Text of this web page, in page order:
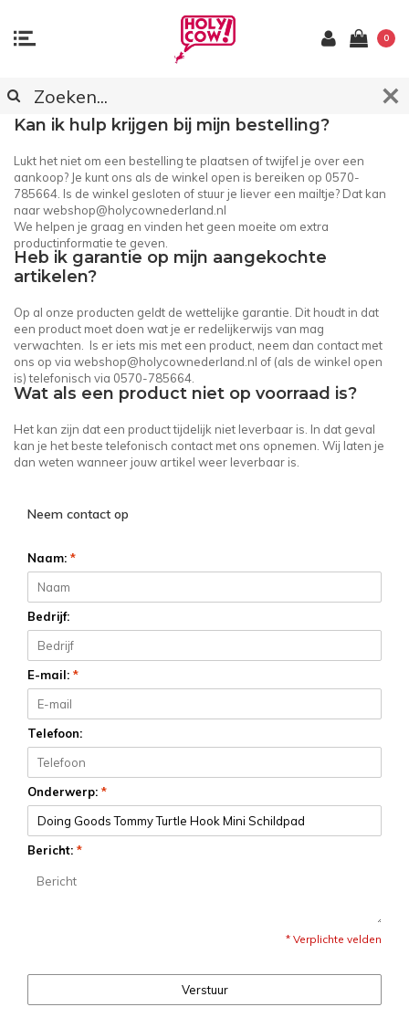
0
KLANTENSERVICE
Kan ik hulp krijgen bij mijn bestelling?
Lukt het niet om een bestelling te plaatsen of twijfel je over een
aankoop? Je kunt ons als de winkel open is bereiken op 0570-
785664. Is de winkel gesloten of stuur je liever een mailtje? Dat kan
naarwebshop@holycownederland.nl
We helpen je graag en vinden het geen moeite om extra
productinformatie te geven.
Heb ik garantie op mijn aangekochte
artikelen?
Op al onze producten geldt de wettelijke garantie. Dit houdt in dat
een product moet doen wat je er redelijkerwijs van mag
verwachten. Is er iets mis met een product, neem dan contact met
ons op via webshop@holycownederland.nl of (als de winkel open
is) telefonisch via 0570-785664.
Wat als een product niet op voorraad is?
Het kan zijn dat een product tijdelijk niet leverbaar is. In dat geval
kan je het beste telefonisch contact met ons opnemen. Wij laten je
dan weten wanneer jouw artikel weer leverbaar is.
Neem contact op
Naam: *
Bedrijf:
E-mail: *
Telefoon:
Onderwerp: *
Bericht: *
* Verplichte velden
Verstuur